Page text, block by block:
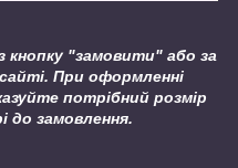
кнопку "замовити" або за
При оформленні
потрібний розмір
до замовлення.